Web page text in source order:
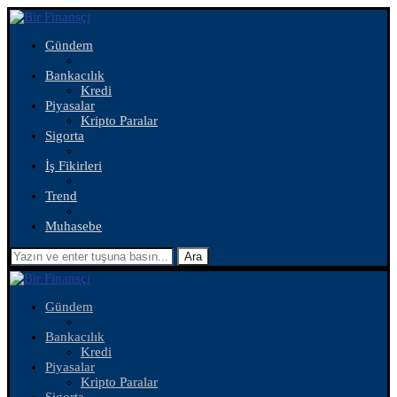
Gündem
Bankacılık
Kredi
Piyasalar
Kripto Paralar
Sigorta
İş Fikirleri
Trend
Muhasebe
Ara
Gündem
Bankacılık
Kredi
Piyasalar
Kripto Paralar